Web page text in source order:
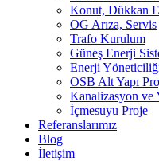
Konut, Dükkan
OG Arıza, Servis
Trafo Kurulum
Güneş Enerji
Enerji
OSB Alt Yapı
Kanalizasyon ve
İçmesuyu Proje
Referanslarımız
Blog
İletişim